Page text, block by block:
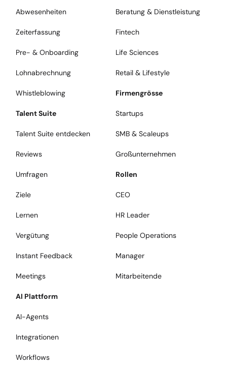
Abwesenheiten
Zeiterfassung
Pre- & Onboarding
Lohnabrechnung
Whistleblowing
Talent Suite
Talent Suite entdecken
Reviews
Umfragen
Ziele
Lernen
Vergütung
Instant Feedback
Meetings
AI Plattform
AI-Agents
Integrationen
Workflows
Beratung & Dienstleistung
Fintech
Life Sciences
Retail & Lifestyle
Firmengrösse
Startups
SMB & Scaleups
Großunternehmen
Rollen
CEO
HR Leader
People Operations
Manager
Mitarbeitende